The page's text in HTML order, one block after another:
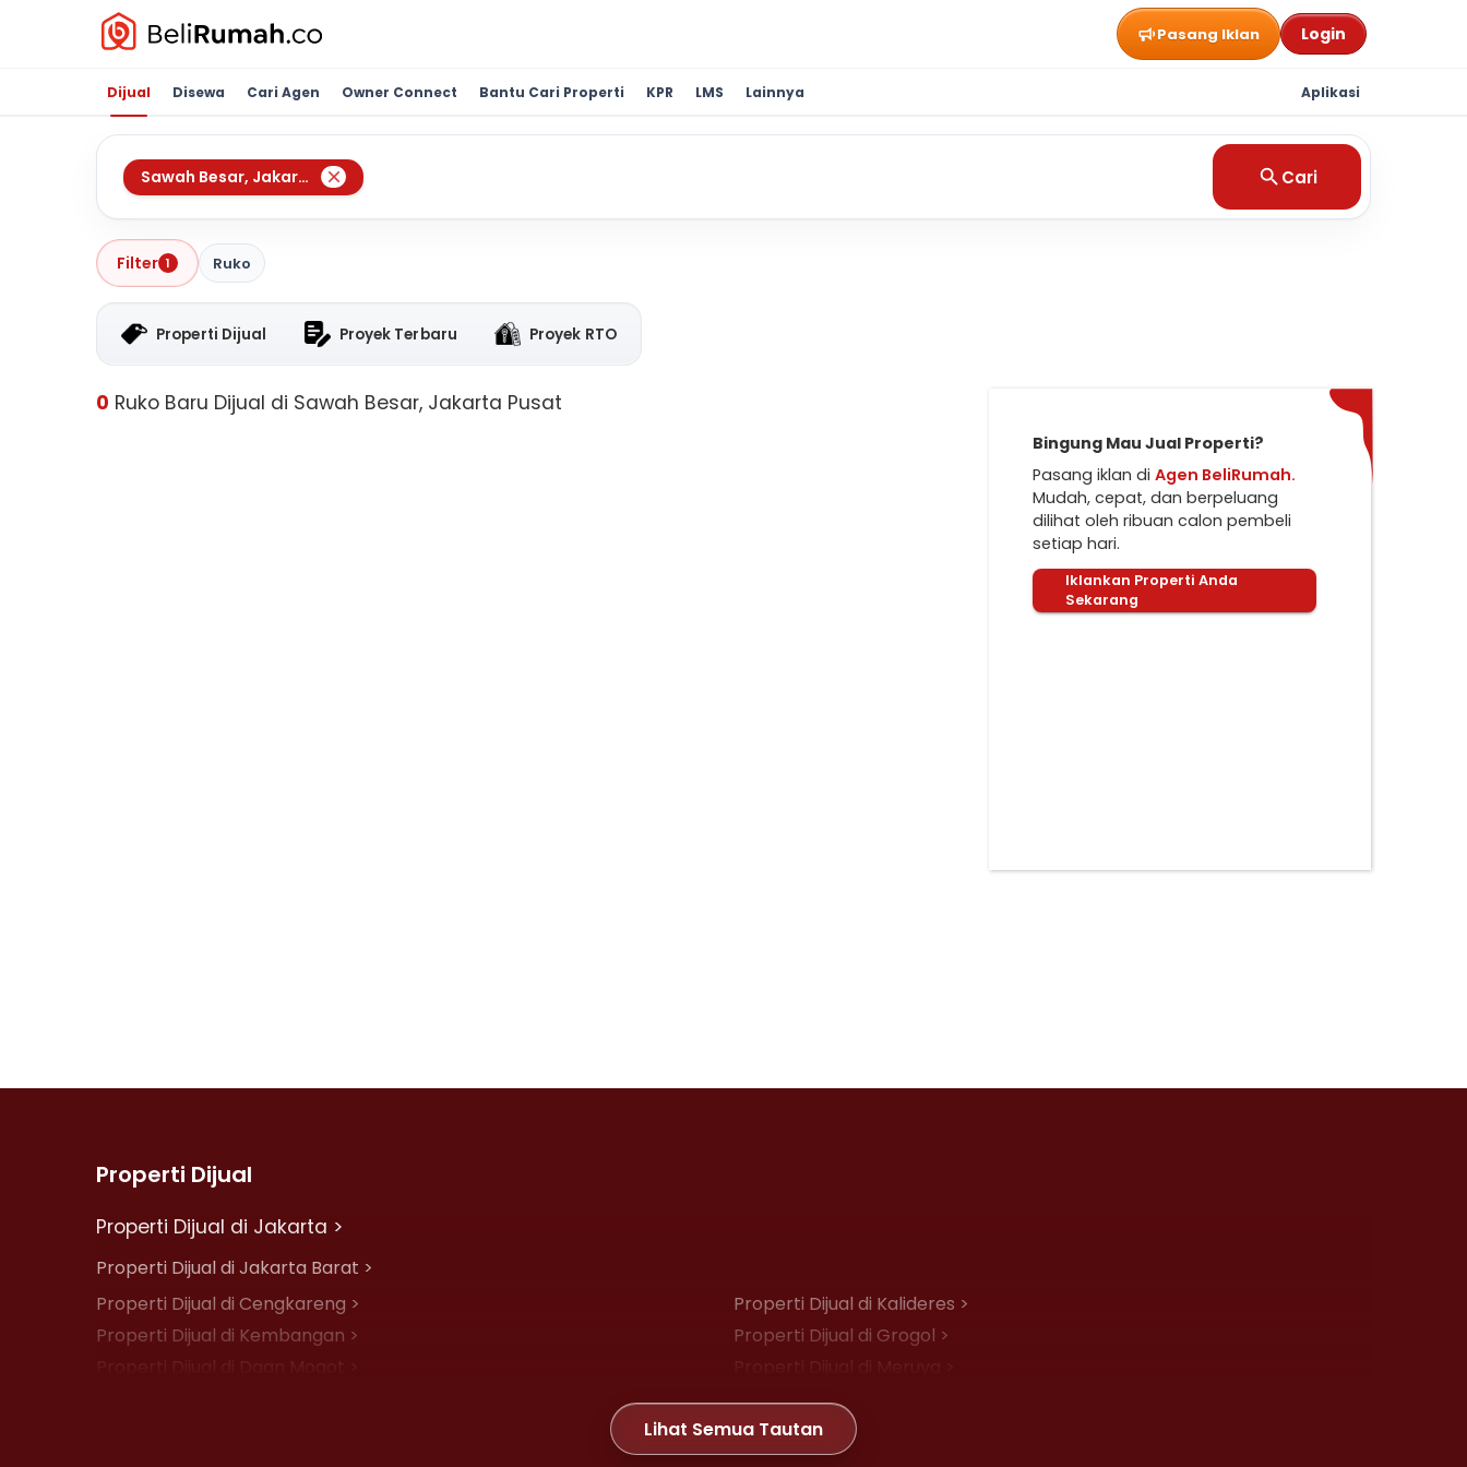
Pasang Iklan Login
Dijual Disewa Cari Agen Owner Connect Bantu Cari Properti KPR LMS Lainnya Aplikasi
Sawah Besar, Jakarta Pusat Cari
Filter 1 Ruko
Properti Dijual Proyek Terbaru Proyek RTO
0 Ruko Baru Dijual di Sawah Besar, Jakarta Pusat
Bingung Mau Jual Properti?
Pasang iklan di Agen BeliRumah.
Mudah, cepat, dan berpeluang
dilihat oleh ribuan calon pembeli
setiap hari.
Iklankan Properti Anda
Sekarang
Properti Dijual
Properti Dijual di Jakarta >
Properti Dijual di Jakarta Barat >
Properti Dijual di Cengkareng >
Properti Dijual di Kalideres >
Properti Dijual di Kembangan >
Properti Dijual di Grogol >
Properti Dijual di Daan Mogot >
Properti Dijual di Meruya >
Properti Dijual di Joglo >
Lihat Semua Tautan